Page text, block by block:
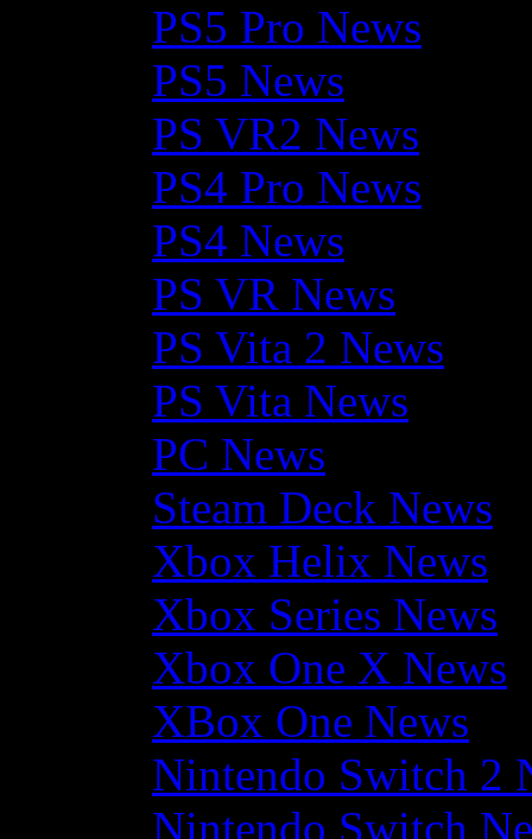
PS5 Pro News
PS5 News
PS VR2 News
PS4 Pro News
PS4 News
PS VR News
PS Vita 2 News
PS Vita News
PC News
Steam Deck News
Xbox Helix News
Xbox Series News
Xbox One X News
XBox One News
Nintendo Switch 2
Nintendo Switch